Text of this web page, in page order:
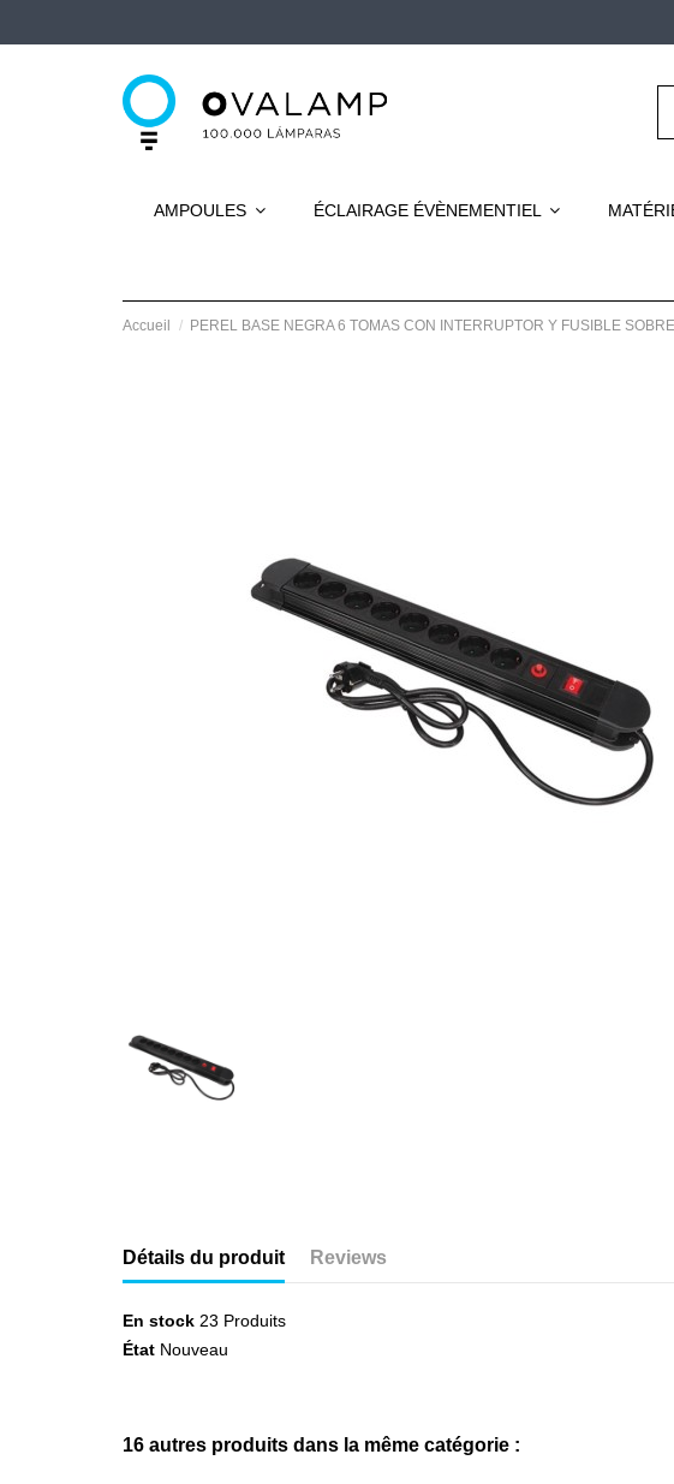
AMPOULES ÉCLAIRAGE ÉVÈNEMENTIEL
Accueil PEREL BASE NEGRA 6 TOMAS CON INTERRUPTOR Y FUSIBLE
Détails du produit Reviews
En stock 23 Produits
État Nouveau
16 autres produits dans la même catégorie :